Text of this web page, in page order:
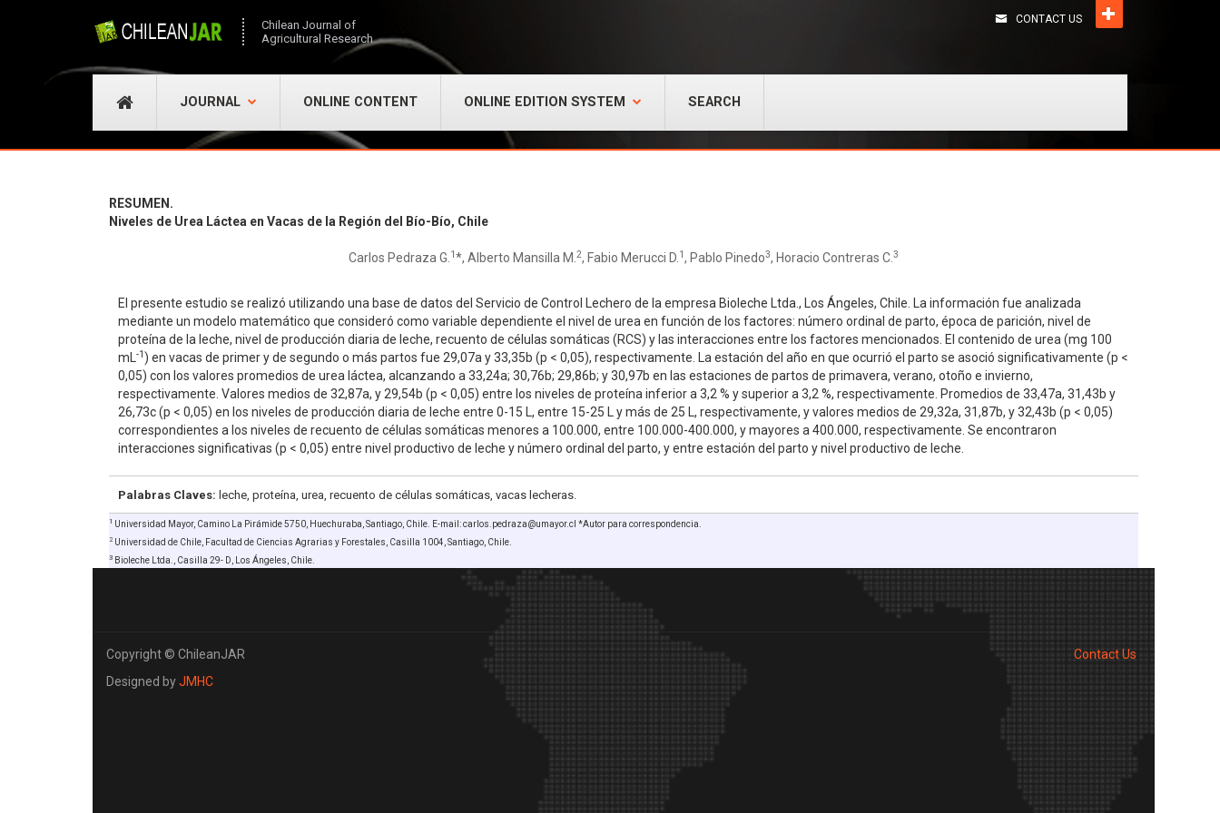
Chilean Journal of
Agricultural Research
CONTACT US
JOURNAL ONLINE CONTENT ONLINE EDITION SYSTEM SEARCH
RESUMEN.
Niveles de Urea Láctea en Vacas de la Región del Bío-Bío, Chile
Carlos Pedraza G. 1*, Alberto Mansilla M. 2, Fabio Merucci D. 1, Pablo Pinedo3, Horacio Contreras C. 3
El presente estudio se realizó utilizando una base de datos del Servicio de Control Lechero de la empresa Bioleche Ltda., Los Ángeles, Chile. La información fue analizada
mediante un modelo matemático que consideró como variable dependiente el nivel de urea en función de los factores: número ordinal de parto, época de parición, nivel de
proteína de la leche, nivel de producción diaria de leche, recuento de células somáticas (RCS) y las interacciones entre los factores mencionados. El contenido de urea (mg 100
mL
-1) en vacas de primer y de segundo o más partos fue 29,07a y 33,35b (p < 0,05), respectivamente. La estación del año en que ocurrió el parto se asoció significativamente (p <
0,05) con los valores promedios de urea láctea, alcanzando a 33,24a; 30,76b; 29,86b; y 30,97b en las estaciones de partos de primavera, verano, otoño e invierno,
respectivamente. Valores medios de 32,87a, y 29,54b (p < 0,05) entre los niveles de proteína inferior a 3,2 % y superior a 3,2 %, respectivamente. Promedios de 33,47a, 31,43b y
26,73c (p < 0,05) en los niveles de producción diaria de leche entre 0-15 L, entre 15-25 L y más de 25 L, respectivamente, y valores medios de 29,32a, 31,87b, y 32,43b (p < 0,05)
correspondientes a los niveles de recuento de células somáticas menores a 100.000, entre 100.000-400.000, y mayores a 400.000, respectivamente. Se encontraron
interacciones significativas (p < 0,05) entre nivel productivo de leche y número ordinal del parto, y entre estación del parto y nivel productivo de leche.
Palabras Claves: leche, proteína, urea, recuento de células somáticas, vacas lecheras.
1 Universidad Mayor, Camino La Pirámide 5750, Huechuraba, Santiago, Chile. E-mail: carlos.pedraza@umayor.cl *Autor para correspondencia.
2Universidad de Chile, Facultad de Ciencias Agrarias y Forestales, Casilla 1004, Santiago, Chile.
3 Bioleche Ltda., Casilla 29- D, Los Ángeles, Chile.
Copyright © ChileanJAR
Designed byJMHC
Contact Us